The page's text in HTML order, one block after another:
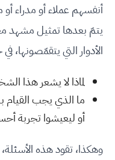
أنفسهم عملاء أو مدراء
يتمّ بعدها تمثيل مشهد
الأدوار التي
لماذا لا يشعر هذا
ما الذي يجب
أو ليعيشوا تجربة
وهكذا، تقود هذه